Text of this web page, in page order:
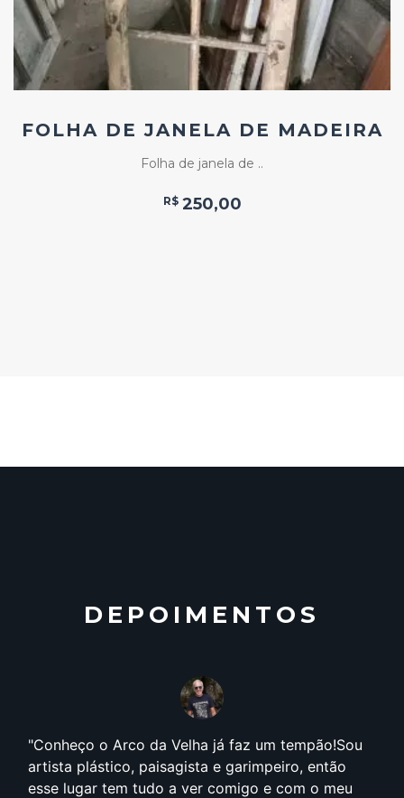
FOLHA DE JANELA DE MADEIRA
Folha de janela de ..
R$ 250,00
DEPOIMENTOS
Conheço o Arco da Velha já faz um tempão!Sou
artista plástico, paisagista e garimpeiro, então
esse lugar tem tudo a ver comigo e com o meu